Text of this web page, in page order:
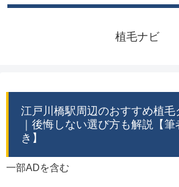
植毛ナビ
江戸川橋駅周辺のおすすめ植毛
｜後悔しない選び方も解説【
き】
一部ADを含む